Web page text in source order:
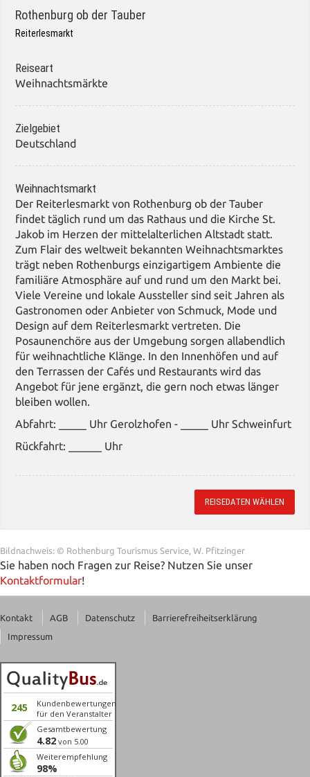
Rothenburg ob der Tauber
Reiterlesmarkt
Reiseart
Weihnachtsmärkte
Zielgebiet
Deutschland
Weihnachtsmarkt
Der Reiterlesmarkt von Rothenburg ob der Tauber
findet täglich rund um das Rathaus und die Kirche St.
Jakob im Herzen der mittelalterlichen Altstadt statt.
Zum Flair des weltweit bekannten Weihnachtsmarktes
trägt neben Rothenburgs einzigartigem Ambiente die
familiäre Atmosphäre auf und rund um den Markt bei.
Viele Vereine und lokale Aussteller sind seit Jahren als
Gastronomen oder Anbieter von Schmuck, Mode und
Design auf dem Reiterlesmarkt vertreten. Die
Posaunenchöre aus der Umgebung sorgen allabendlich
für weihnachtliche Klänge. In den Innenhöfen und auf
den Terrassen der Cafés und Restaurants wird das
Angebot für jene ergänzt, die gern noch etwas länger
bleiben wollen.
Abfahrt: _____ Uhr Gerolzhofen - _____ Uhr Schweinfurt
Rückfahrt: ______ Uhr
REISEDATEN WÄHLEN
Bildnachweis: © Rothenburg Tourismus Service, W. Pfitzinger
Sie haben noch Fragen zur Reise? Nutzen Sie unser
Kontaktformular!
Kontakt AGB Datenschutz
Barrierefreiheitserklärung
Impressum
245
Kundenbewertungen
für den Veranstalter
Gesamtbewertung
4.82 von 5.00
Weiterempfehlung
98%